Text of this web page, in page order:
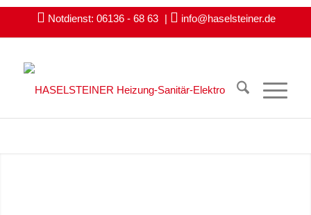
Notdienst: 06136 - 68 63 | info@haselsteiner.de
zu erzeugen!